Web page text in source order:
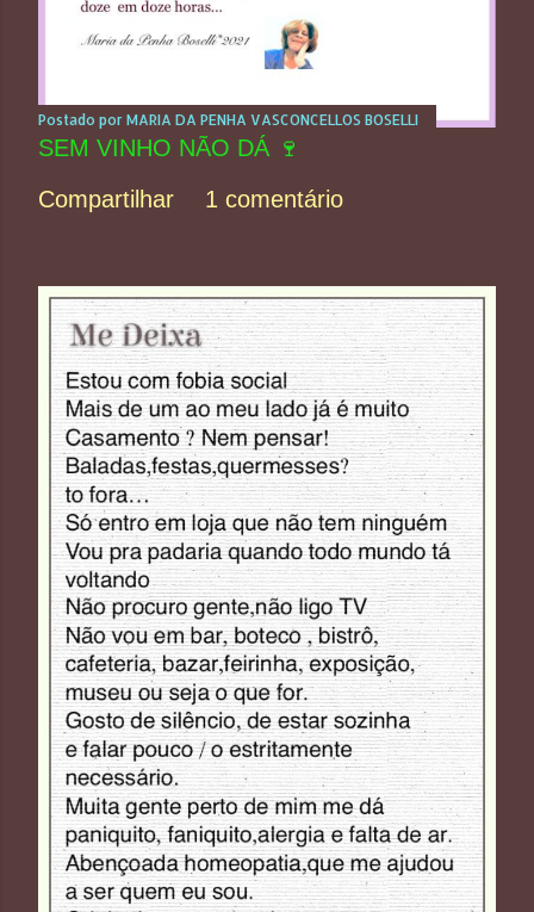
Postado por MARIA DA PENHA VASCONCELLOS BOSELLI
SEM VINHO NÃO DÁ 🍷
Compartilhar
1 comentário